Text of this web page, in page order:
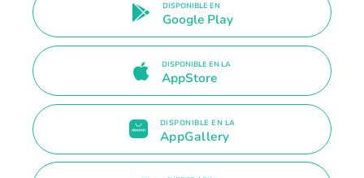
DISPONIBLE EN
Google Play
DISPONIBLE EN LA
AppStore
DISPONIBLE EN LA
AppGallery